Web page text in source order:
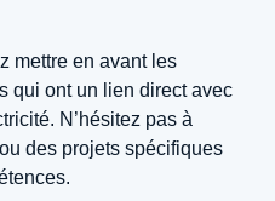
mettre en avant les
qui ont un lien direct avec
N’hésitez pas à
des projets spécifiques